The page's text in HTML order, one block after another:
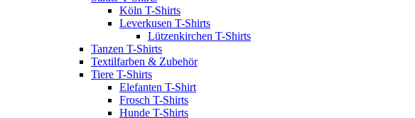
Köln T-Shirts
Leverkusen T-Shirts
Lützenkirchen T-Shirts
Tanzen T-Shirts
Textilfarben & Zubehör
Tiere T-Shirts
Elefanten T-Shirt
Frosch T-Shirts
Hunde T-Shirts